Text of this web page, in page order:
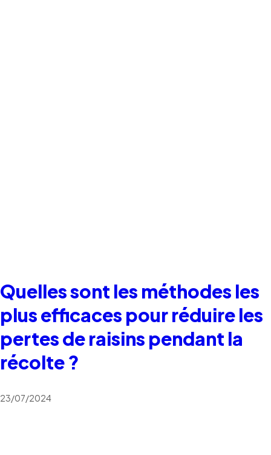
Quelles sont les méthodes les
plus efficaces pour réduire les
pertes de raisins pendant la
récolte ?
23/07/2024